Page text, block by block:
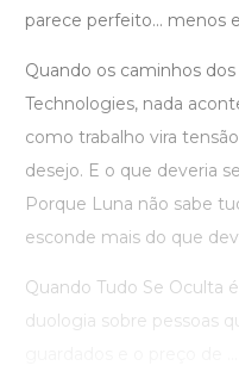
parece perfeito... menos
Quando os caminhos
Technologies, nada
como trabalho vira
desejo. E o que deveria
Porque Luna não sabe
esconde mais do que
Quando Tudo Se Oculta
duologia sobre pessoas